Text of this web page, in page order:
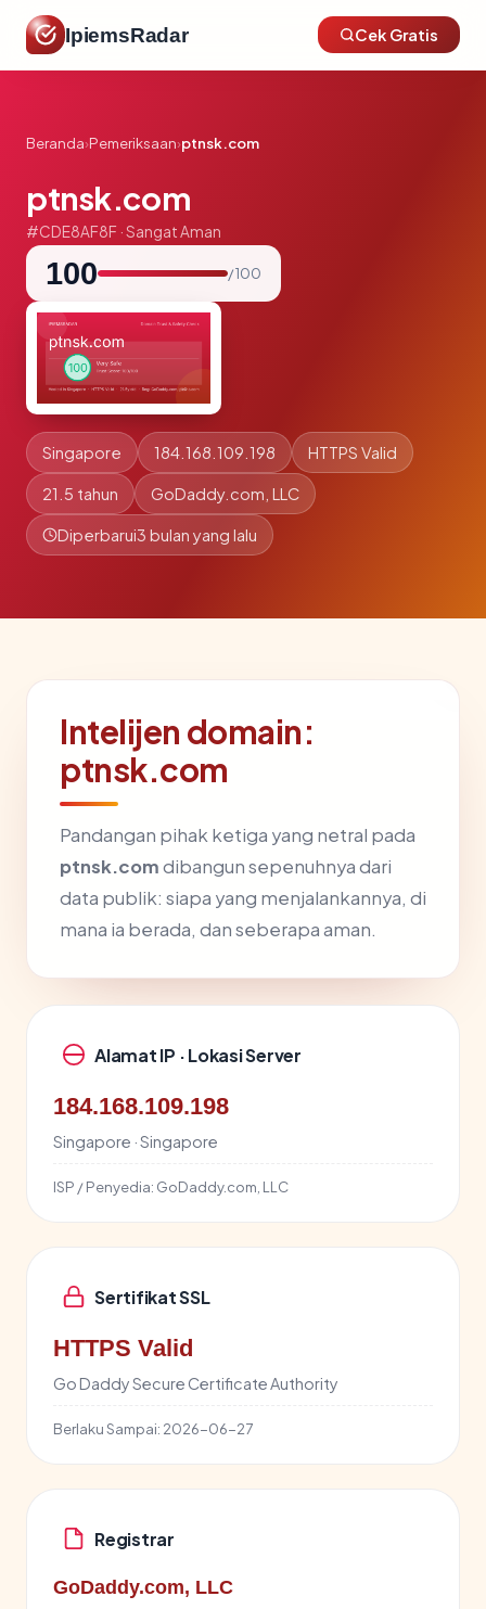
IpiemsRadar Cek Gratis
Beranda›Pemeriksaan›ptnsk.com
ptnsk.com
#CDE8AF8F · Sangat Aman
100 / 100
Singapore 184.168.109.198 HTTPS Valid
21.5 tahun GoDaddy.com, LLC
Diperbarui3 bulan yang lalu
Intelijen domain:
ptnsk.com
Pandangan pihak ketiga yang netral pada
ptnsk.comdibangun sepenuhnya dari
data publik: siapa yang menjalankannya, di
mana ia berada, dan seberapa aman.
Alamat IP · Lokasi Server
184.168.109.198
Singapore · Singapore
ISP / Penyedia: GoDaddy.com, LLC
Sertifikat SSL
HTTPS Valid
Go Daddy Secure Certificate Authority
Berlaku Sampai: 2026-06-27
Registrar
GoDaddy.com, LLC